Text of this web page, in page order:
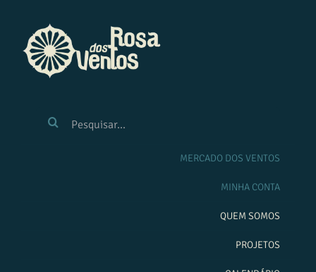
conteúdo
RESULTADOS
MERCADO DOS VENTOS
MINHA CONTA
QUEM SOMOS
PROJETOS